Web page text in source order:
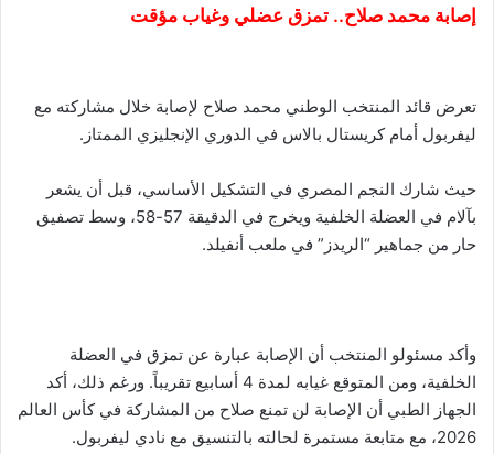
إصابة محمد صلاح.. تمزق عضلي وغياب مؤقت
تعرض قائد المنتخب الوطني محمد صلاح لإصابة خلال مشاركته مع
ليفربول أمام كريستال بالاس في الدوري الإنجليزي الممتاز.
حيث شارك النجم المصري في التشكيل الأساسي، قبل أن يشعر
بآلام في العضلة الخلفية ويخرج في الدقيقة 57-58، وسط تصفيق
حار من جماهير “الريدز” في ملعب أنفيلد.
وأكد مسئولو المنتخب أن الإصابة عبارة عن تمزق في العضلة
الخلفية، ومن المتوقع غيابه لمدة 4 أسابيع تقريباً. ورغم ذلك، أكد
الجهاز الطبي أن الإصابة لن تمنع صلاح من المشاركة في كأس العالم
2026، مع متابعة مستمرة لحالته بالتنسيق مع نادي ليفربول.